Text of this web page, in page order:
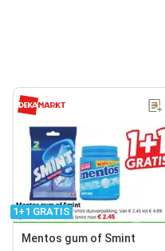
1+1 GRATIS
Mentos gum of Smint